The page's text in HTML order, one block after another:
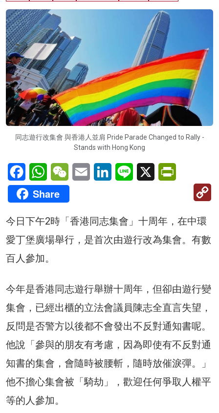
同志遊行改集會 與香港人並肩 Pride Parade Changed to Rally -
Stands with Hong Kong
FacebookWhatsAppWeChatEmail LinkedInLine X
Share
今日下午2時「香港同志集會」十周年，在中環
愛丁堡廣場舉行，是首次由遊行改為集會。有數
百人參加。
今年是香港同志遊行舉辦十周年，但卻由遊行變
集會，已經出櫃的立法會議員陳志全直言失望，
反問是否警方以後都不會發出不反對通知書呢。
他說「參與的朋友有考慮，因為即使有不反對通
知書的集會，會隨時被腰斬，隨時放催淚彈。」
他不擔心集會被「騎劫」，歡迎任何爭取人權平
等的人參加。